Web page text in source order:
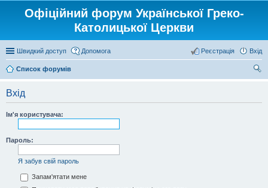
Офіційний форум Української Греко-
Католицької Церкви
Швидкий доступ Допомога Вхід
Реєстрація
Список форумів
Вхід
Ім'я користувача:
Пароль:
Я забув свій пароль
Запам'ятати мене